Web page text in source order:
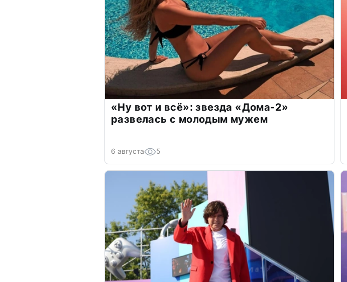
«Ну вот и всё»: звезда «Дома-2»
развелась с молодым мужем
6 августа 5